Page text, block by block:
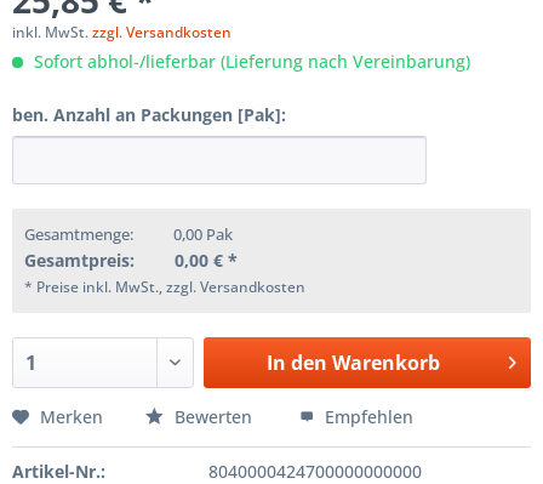
inkl. MwSt.zzgl. Versandkosten
Sofort abhol-/lieferbar (Lieferung nach Vereinbarung)
ben. Anzahl an Packungen [Pak]:
Gesamtmenge: 0,00 Pak
Gesamtpreis: 0,00 € *
* Preise inkl. MwSt., zzgl. Versandkosten
In den Warenkorb
Merken Bewerten Empfehlen
Artikel-Nr.: 8040000424700000000000